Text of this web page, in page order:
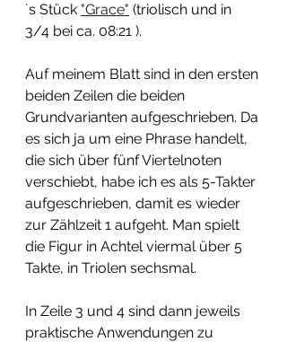
´s Stück "Grace" (triolisch und in
3/4 bei ca. 08:21 ).
Auf meinem Blatt sind in den ersten
beiden Zeilen die beiden
Grundvarianten aufgeschrieben. Da
es sich ja um eine Phrase handelt,
die sich über fünf Viertelnoten
verschiebt, habe ich es als 5-Takter
aufgeschrieben, damit es wieder
zur Zählzeit 1 aufgeht. Man spielt
die Figur in Achtel viermal über 5
Takte, in Triolen sechsmal.
In Zeile 3 und 4 sind dann jeweils
praktische Anwendungen zu